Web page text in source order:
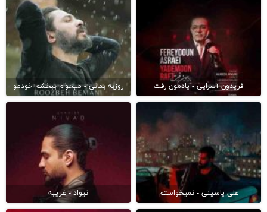
فریدون آسرایی - یادمون رفت روزبه بمانی - میخوام ببخشم خودمو
علی یاسینی - نمیخواستم نیواد - غریبه